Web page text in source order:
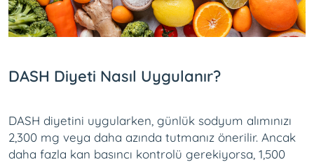
DASH Diyeti Nasıl Uygulanır?
DASH diyetini uygularken, günlük sodyum alımınızı
2,300 mg veya daha azında tutmanız önerilir. Ancak
daha fazla kan basıncı kontrolü gerekiyorsa, 1,500